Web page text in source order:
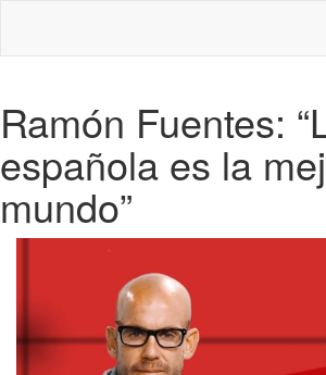
Ramón Fuentes:
española es la
mundo”